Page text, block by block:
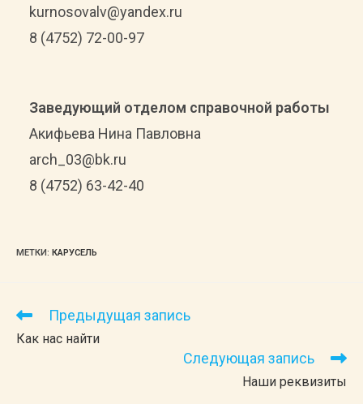
kurnosovalv@yandex.ru
8 (4752) 72-00-97
Заведующий отделом справочной работы
Акифьева Нина Павловна
arch_03@bk.ru
8 (4752) 63-42-40
МЕТКИ: КАРУСЕЛЬ
Читать
статьи
Предыдущая запись
Как нас найти
Следующая запись
Наши реквизиты